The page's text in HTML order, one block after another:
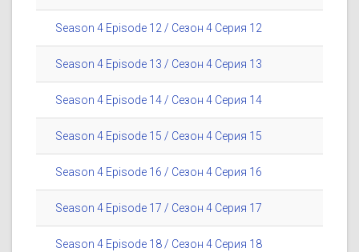
Season 4 Episode 12 / Сезон 4 Серия 12
Season 4 Episode 13 / Сезон 4 Серия 13
Season 4 Episode 14 / Сезон 4 Серия 14
Season 4 Episode 15 / Сезон 4 Серия 15
Season 4 Episode 16 / Сезон 4 Серия 16
Season 4 Episode 17 / Сезон 4 Серия 17
Season 4 Episode 18 / Сезон 4 Серия 18